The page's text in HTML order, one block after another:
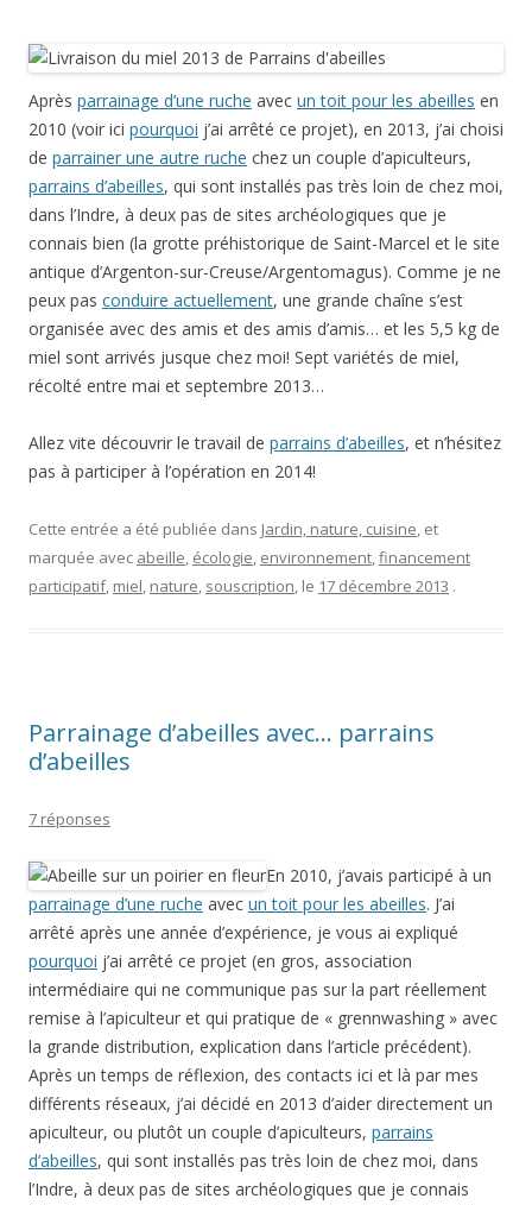
Après parrainage d’une ruche avec un toit pour les abeilles en
2010 (voir ici pourquoi j’ai arrêté ce projet), en 2013, j’ai choisi
de parrainer une autre ruche chez un couple d’apiculteurs,
parrains d’abeilles, qui sont installés pas très loin de chez moi,
dans l’Indre, à deux pas de sites archéologiques que je
connais bien (la grotte préhistorique de Saint-Marcel et le site
antique d’Argenton-sur-Creuse/Argentomagus). Comme je ne
peux pas conduire actuellement, une grande chaîne s’est
organisée avec des amis et des amis d’amis… et les 5,5 kg de
miel sont arrivés jusque chez moi! Sept variétés de miel,
récolté entre mai et septembre 2013…
Allez vite découvrir le travail de parrains d’abeilles, et n’hésitez
pas à participer à l’opération en 2014!
Cette entrée a été publiée dans Jardin, nature, cuisine, et
marquée avec abeille, écologie, environnement,financement
participatif, miel, nature, souscription, le 17 décembre 2013 .
Parrainage d’abeilles avec… parrains
d’abeilles
7 réponses
En 2010, j’avais participé à un
parrainage d’une ruche avec un toit pour les abeilles. J’ai
arrêté après une année d’expérience, je vous ai expliqué
pourquoi j’ai arrêté ce projet (en gros, association
intermédiaire qui ne communique pas sur la part réellement
remise à l’apiculteur et qui pratique de « grennwashing » avec
la grande distribution, explication dans l’article précédent).
Après un temps de réflexion, des contacts ici et là par mes
différents réseaux, j’ai décidé en 2013 d’aider directement un
apiculteur, ou plutôt un couple d’apiculteurs, parrains
d’abeilles, qui sont installés pas très loin de chez moi, dans
l’Indre, à deux pas de sites archéologiques que je connais